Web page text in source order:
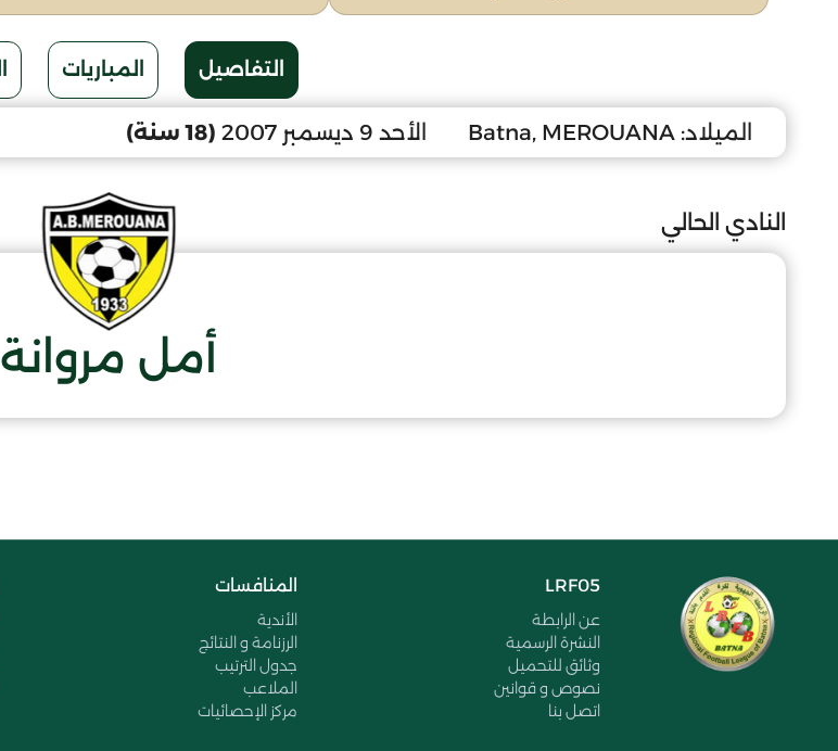
التفاصيل المباريات
الميلاد: Batna, MEROUANA الأحد 9 ديسمبر 2007 (18 سنة)
النادي الحالي
أمل مروانة
LRF05
عن الرابطة
النشرة الرسمية
وثائق للتحميل
نصوص و قوانين
اتصل بنا
المنافسات
الأندية
الرزنامة و النتائج
جدول الترتيب
الملاعب
مركز الإحصائيات